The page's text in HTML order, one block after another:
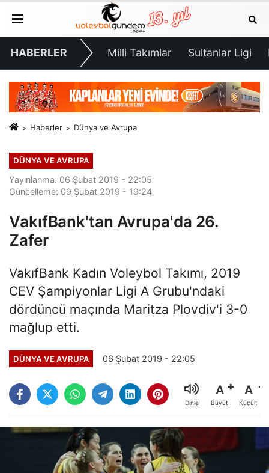
HABERLER Milli Takımlar Sultanlar Ligi
Haberler Dünya ve Avrupa
DÜNYA VE AVRUPA
Yayınlanma: 06 Şubat 2019 - 22:05
Güncelleme: 09 Şubat 2019 - 19:24
VakıfBank'tan Avrupa'da 26.
Zafer
VakıfBank Kadın Voleybol Takımı, 2019
CEV Şampiyonlar Ligi A Grubu'ndaki
dördüncü maçında Maritza Plovdiv'i 3-0
mağlup etti.
DÜNYA VE AVRUPA 06 Şubat 2019 - 22:05
Dinle
A
Büyüt
A
Küçült